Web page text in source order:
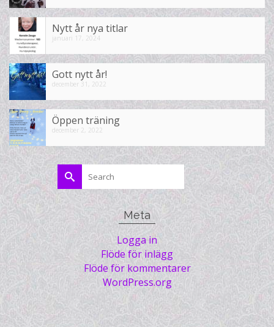
Nytt år nya titlar
januari 17, 2024
Gott nytt år!
december 31, 2022
Öppen träning
december 2, 2022
Search
for:
Meta
Logga in
Flöde för inlägg
Flöde för kommentarer
WordPress.org